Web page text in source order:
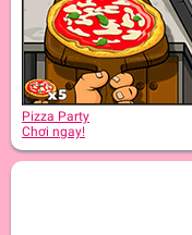
Pizza Party
Chơi ngay!